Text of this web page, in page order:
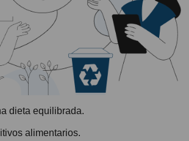
dieta equilibrada.
alimentarios.